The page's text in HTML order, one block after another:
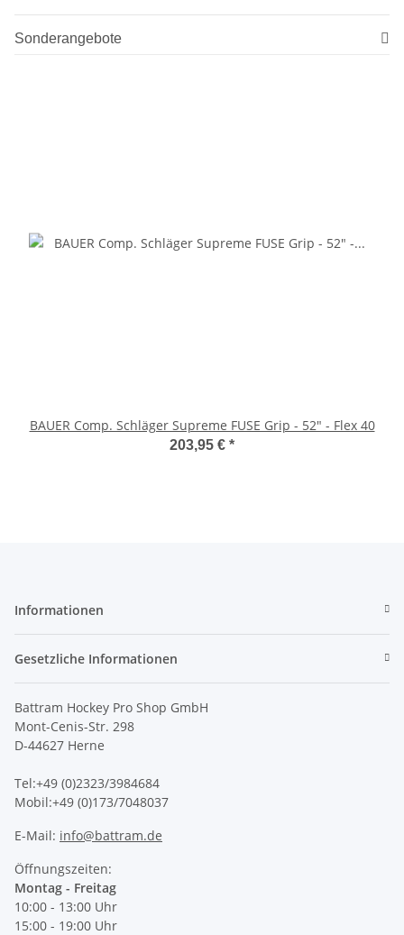
Sonderangebote
BAUER Comp. Schläger Supreme FUSE Grip - 52" - Flex 40
203,95 € *
Informationen
Gesetzliche Informationen
Battram Hockey Pro Shop GmbH
Mont-Cenis-Str. 298
D-44627 Herne
Tel:+49 (0)2323/3984684
Mobil:+49 (0)173/7048037
E-Mail: info@battram.de
Öffnungszeiten:
Montag - Freitag
10:00 - 13:00 Uhr
15:00 - 19:00 Uhr